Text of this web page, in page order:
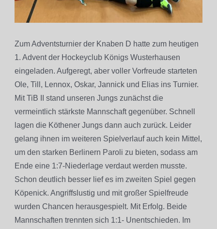
Zum Adventsturnier der Knaben D hatte zum heutigen
1. Advent der Hockeyclub Königs Wusterhausen
eingeladen. Aufgeregt, aber voller Vorfreude starteten
Ole, Till, Lennox, Oskar, Jannick und Elias ins Turnier.
Mit TiB II stand unseren Jungs zunächst die
vermeintlich stärkste Mannschaft gegenüber. Schnell
lagen die Köthener Jungs dann auch zurück. Leider
gelang ihnen im weiteren Spielverlauf auch kein Mittel,
um den starken Berlinern Paroli zu bieten, sodass am
Ende eine 1:7-Niederlage verdaut werden musste.
Schon deutlich besser lief es im zweiten Spiel gegen
Köpenick. Angriffslustig und mit großer Spielfreude
wurden Chancen herausgespielt. Mit Erfolg. Beide
Mannschaften trennten sich 1:1- Unentschieden. Im